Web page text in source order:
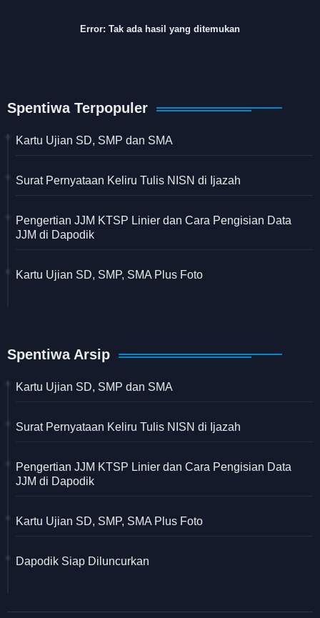
Error: Tak ada hasil yang ditemukan
Spentiwa Terpopuler
Kartu Ujian SD, SMP dan SMA
Surat Pernyataan Keliru Tulis NISN di Ijazah
Pengertian JJM KTSP Linier dan Cara Pengisian Data
JJM di Dapodik
Kartu Ujian SD, SMP, SMA Plus Foto
Spentiwa Arsip
Kartu Ujian SD, SMP dan SMA
Surat Pernyataan Keliru Tulis NISN di Ijazah
Pengertian JJM KTSP Linier dan Cara Pengisian Data
JJM di Dapodik
Kartu Ujian SD, SMP, SMA Plus Foto
Dapodik Siap Diluncurkan